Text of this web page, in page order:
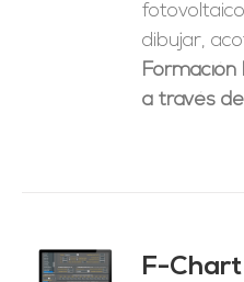
dibujar,
Formación
a través
F-Chart